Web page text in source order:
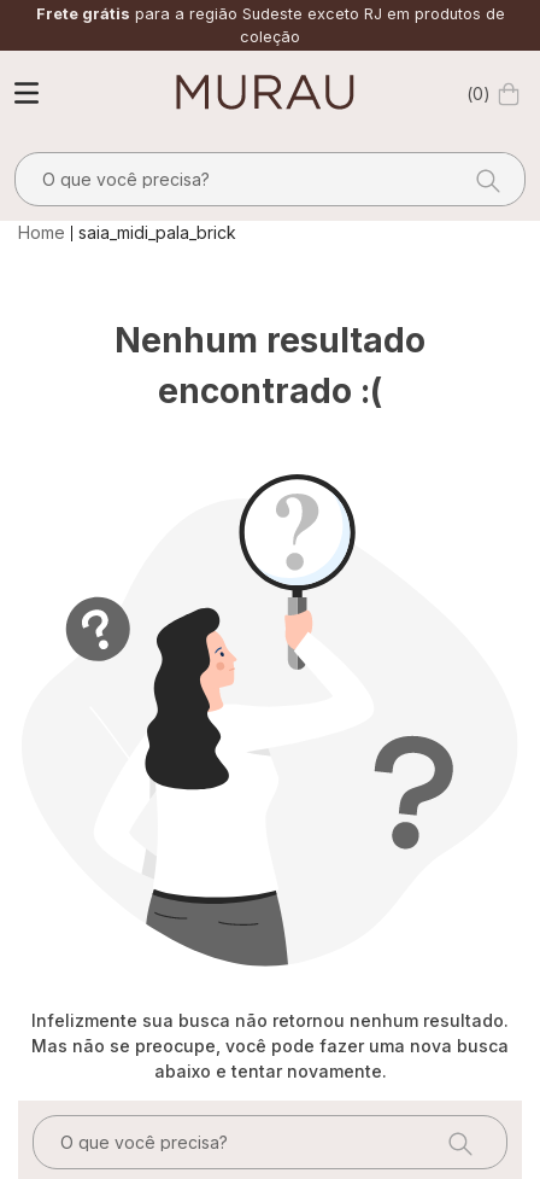
Frete grátis para a região Sudeste exceto RJ em produtos de
coleção
0
O que você precisa?
saia_midi_pala_brick
Nenhum resultado
encontrado :(
Infelizmente sua busca não retornou nenhum resultado.
Mas não se preocupe, você pode fazer uma nova busca
abaixo e tentar novamente.
O que você precisa?
TERMOS MAIS BUSCADOS
short saia
pesponto verde sage